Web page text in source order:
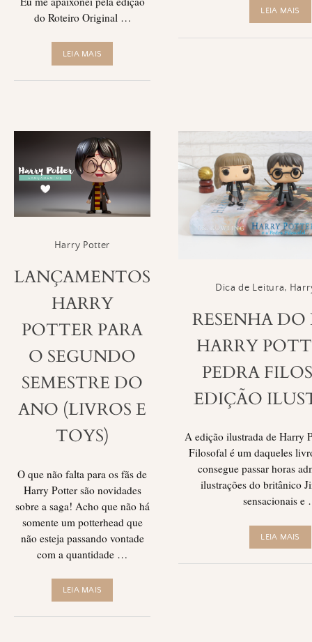
do Roteiro Original …
LEIA MAIS
LEIA MAIS
Harry Potter
LANÇAMENTOS
HARRY
POTTER PARA
O SEGUNDO
SEMESTRE DO
ANO (LIVROS E
TOYS)
O que não falta para os fãs de
Harry Potter são novidades
sobre a saga! Acho que não há
somente um potterhead que
não esteja passando vontade
com a quantidade …
LEIA MAIS
Dica de Leitura,
RESENHA
HARRY
PEDRA
EDIÇÃO
A edição ilustrada de Harry
Filosofal é um daqueles
consegue passar horas
ilustrações do britânico
sensacionais e
LEIA MAIS